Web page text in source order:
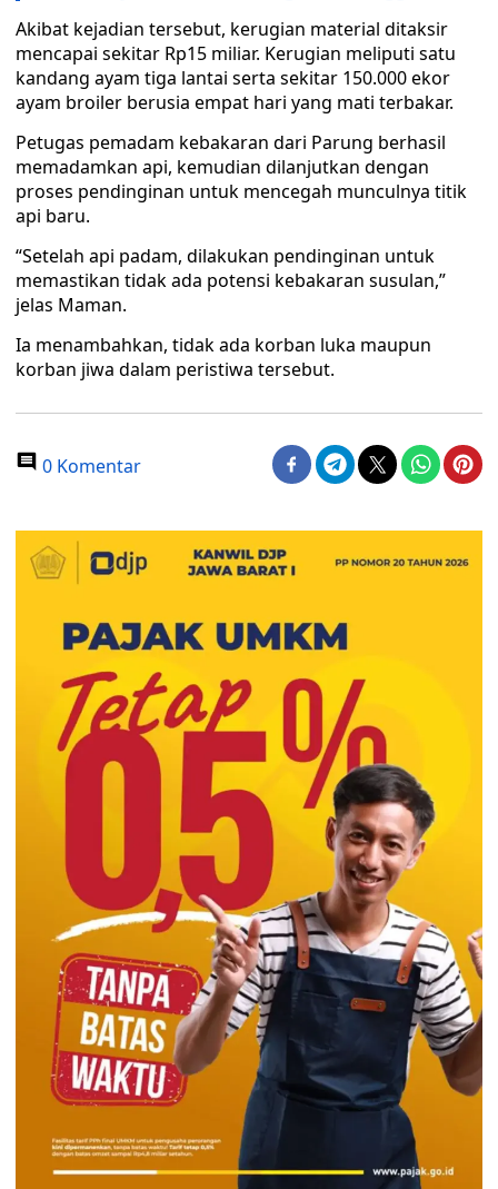
Akibat kejadian tersebut, kerugian material ditaksir
mencapai sekitar Rp15 miliar. Kerugian meliputi satu
kandang ayam tiga lantai serta sekitar 150.000 ekor
ayam broiler berusia empat hari yang mati terbakar.
Petugas pemadam kebakaran dari Parung berhasil
memadamkan api, kemudian dilanjutkan dengan
proses pendinginan untuk mencegah munculnya titik
api baru.
“Setelah api padam, dilakukan pendinginan untuk
memastikan tidak ada potensi kebakaran susulan,”
jelas Maman.
Ia menambahkan, tidak ada korban luka maupun
korban jiwa dalam peristiwa tersebut.
0 Komentar